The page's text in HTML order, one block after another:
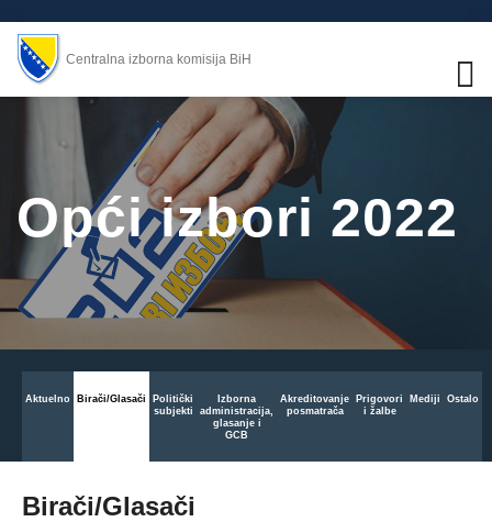
Centralna izborna komisija BiH
Opći izbori 2022
Aktuelno Birači/Glasači
Politički
subjekti
Izborna
administracija,
glasanje i
GCB
Akreditovanje
posmatrača
Prigovori
i žalbe
Mediji Ostalo
Birači/Glasači